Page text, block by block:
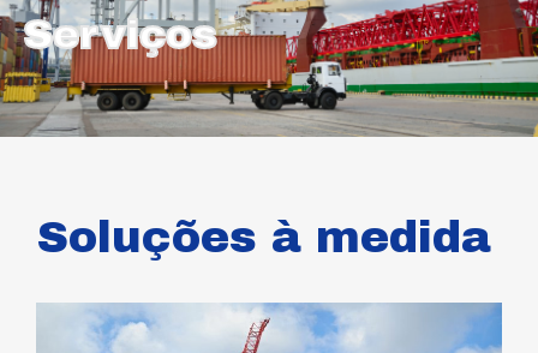
Serviços
Soluções à medida